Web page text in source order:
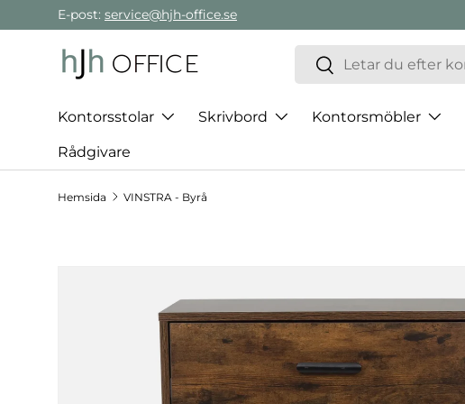
Gå direkt till innehållet
E-post: service@hjh-office.se
Sök
Sök
Kontorsstolar Skrivbord Kontorsmöbler
Rådgivare
Hemsida VINSTRA - Byrå
Hoppa till produktinformation